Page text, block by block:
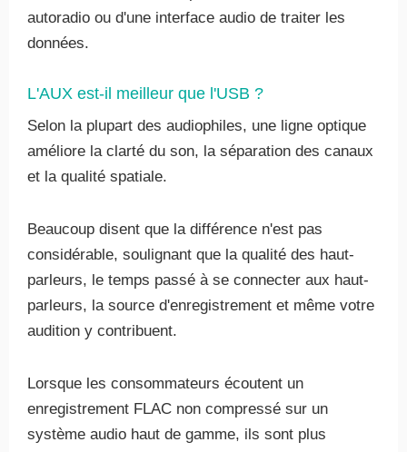
autoradio ou d'une interface audio de traiter les
données.
L'AUX est-il meilleur que l'USB ?
Selon la plupart des audiophiles, une ligne optique
améliore la clarté du son, la séparation des canaux
et la qualité spatiale.
Beaucoup disent que la différence n'est pas
considérable, soulignant que la qualité des haut-
parleurs, le temps passé à se connecter aux haut-
parleurs, la source d'enregistrement et même votre
audition y contribuent.
Lorsque les consommateurs écoutent un
enregistrement FLAC non compressé sur un
système audio haut de gamme, ils sont plus